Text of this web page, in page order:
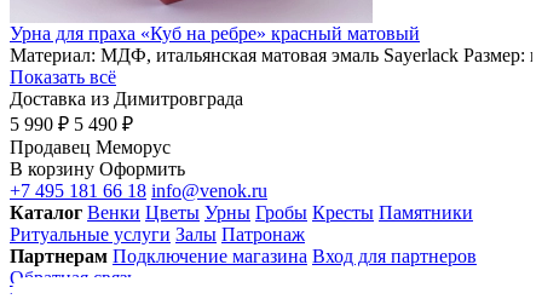
Урна для праха «Куб на ребре» красный матовый
Материал: МДФ, итальянская матовая эмаль Sayerlack
Показать всё
Доставка из Димитровграда
5 990 ₽ 5 490 ₽
Продавец Меморус
В корзину Оформить
+7 495 181 66 18 info@venok.ru
Каталог Венки Цветы Урны Гробы Кресты Памятники
Ритуальные услуги Залы Патронаж
Партнерам Подключение магазина Вход для партнеров
Обратная связь